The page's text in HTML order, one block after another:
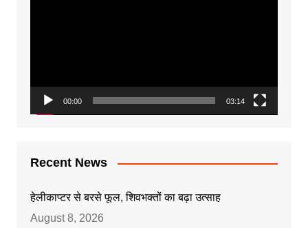
00:00 03:14
Recent News
हेलीकाप्टर से बरसे फूल, शिवभक्तों का बढ़ा उत्साह
August 8, 2026